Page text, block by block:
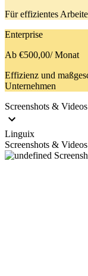
Für effizientes
Enterprise
Ab €500,00/ Monat
Effizienz und
Unternehmen
Screenshots & Videos
Linguix
Screenshots & Videos